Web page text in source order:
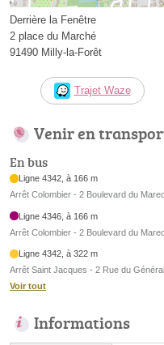
Derrière la Fenêtre
2 place du Marché
91490 Milly-la-Forêt
Trajet Waze
Venir en
En bus
Ligne 4342, à 166 m
Arrêt Colombier - 2 Boulevard du
Ligne 4346, à 166 m
Arrêt Colombier - 2 Boulevard du
Ligne 4342, à 322 m
Arrêt Saint Jacques - 2 Rue du
Voir tout
Informations